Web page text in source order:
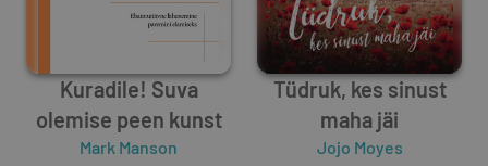
Kuradile! Suva
olemise peen kunst
Mark Manson
Tüdruk, kes sinust
maha jäi
Jojo Moyes